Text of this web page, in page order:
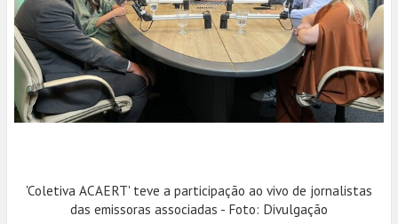
'Coletiva ACAERT' teve a participação ao vivo de jornalistas
das emissoras associadas - Foto: Divulgação